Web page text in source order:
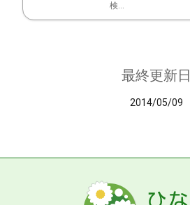
検...
最終更新日
2014/05/09